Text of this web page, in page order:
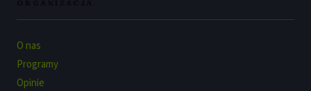
O nas
Programy
Opinie